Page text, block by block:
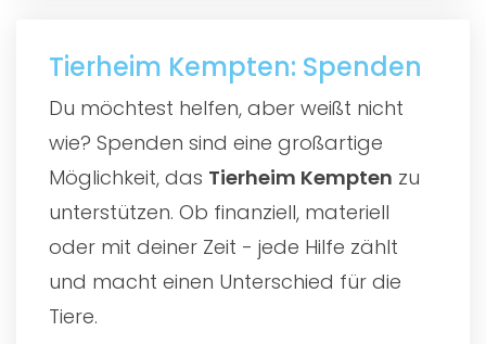
Tierheim Kempten: Spenden
Du möchtest helfen, aber weißt nicht
wie? Spenden sind eine großartige
Möglichkeit, das Tierheim Kempten zu
unterstützen. Ob finanziell, materiell
oder mit deiner Zeit - jede Hilfe zählt
und macht einen Unterschied für die
Tiere.